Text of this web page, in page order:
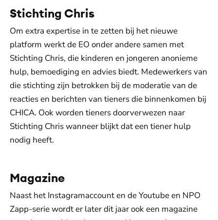
Stichting Chris
Om extra expertise in te zetten bij het nieuwe
platform werkt de EO onder andere samen met
Stichting Chris, die kinderen en jongeren anonieme
hulp, bemoediging en advies biedt. Medewerkers van
die stichting zijn betrokken bij de moderatie van de
reacties en berichten van tieners die binnenkomen bij
CHICA. Ook worden tieners doorverwezen naar
Stichting Chris wanneer blijkt dat een tiener hulp
nodig heeft.
Magazine
Naast het Instagramaccount en de Youtube en NPO
Zapp-serie wordt er later dit jaar ook een magazine